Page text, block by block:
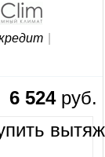
6 524руб.